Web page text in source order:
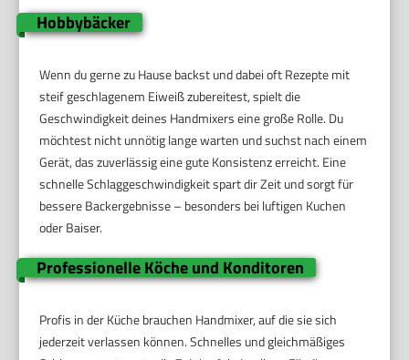
Hobbybäcker
Wenn du gerne zu Hause backst und dabei oft Rezepte mit
steif geschlagenem Eiweiß zubereitest, spielt die
Geschwindigkeit deines Handmixers eine große Rolle. Du
möchtest nicht unnötig lange warten und suchst nach einem
Gerät, das zuverlässig eine gute Konsistenz erreicht. Eine
schnelle Schlaggeschwindigkeit spart dir Zeit und sorgt für
bessere Backergebnisse – besonders bei luftigen Kuchen
oder Baiser.
Professionelle Köche und Konditoren
Profis in der Küche brauchen Handmixer, auf die sie sich
jederzeit verlassen können. Schnelles und gleichmäßiges